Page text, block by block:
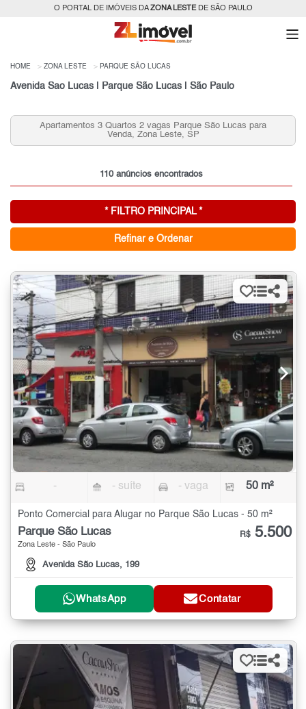
O PORTAL DE IMÓVEIS DAZONA LESTEDE SÃO PAULO
HOME ZONA LESTE PARQUE SÃO LUCAS
Avenida Sao Lucas | Parque São Lucas | São Paulo
Apartamentos 3 Quartos 2 vagas Parque São Lucas para
Venda, Zona Leste, SP
110 anúncios encontrados
* FILTRO PRINCIPAL *
Refinar e Ordenar
- - suíte - vaga 50 m²
Ponto Comercial para Alugar no Parque São Lucas - 50 m²
Parque São Lucas
Zona Leste - São Paulo
Avenida São Lucas, 199
R$ 5.500
WhatsApp Contatar